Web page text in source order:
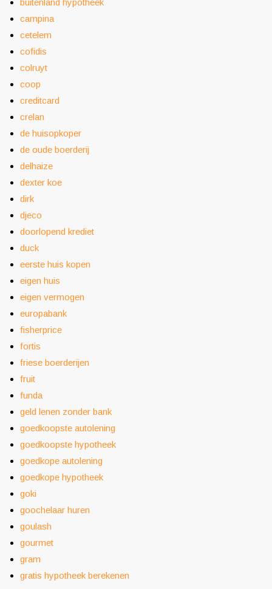
buitenland hypotheek
campina
cetelem
cofidis
colruyt
coop
creditcard
crelan
de huisopkoper
de oude boerderij
delhaize
dexter koe
dirk
djeco
doorlopend krediet
duck
eerste huis kopen
eigen huis
eigen vermogen
europabank
fisherprice
fortis
friese boerderijen
fruit
funda
geld lenen zonder bank
goedkoopste autolening
goedkoopste hypotheek
goedkope autolening
goedkope hypotheek
goki
goochelaar huren
goulash
gourmet
gram
gratis hypotheek berekenen